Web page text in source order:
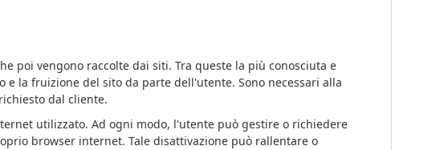
poi vengono raccolte dai siti. Tra queste la più conosciuta e
e la fruizione del sito da parte dell'utente. Sono necessari alla
dal cliente.
utilizzato. Ad ogni modo, l'utente può gestire o richiedere
browser internet. Tale disattivazione può rallentare o